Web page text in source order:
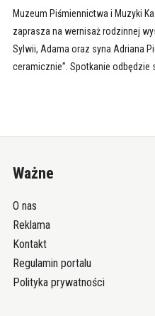
Muzeum Piśmiennictwa i Muzyki
zaprasza na wernisaż rodzinnej
Sylwii, Adama oraz syna Adriana
ceramicznie”. Spotkanie odbędzie
Ważne
O nas
Reklama
Kontakt
Regulamin portalu
Polityka prywatności